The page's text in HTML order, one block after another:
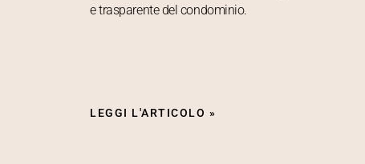
e trasparente del condominio.
LEGGI L'ARTICOLO »